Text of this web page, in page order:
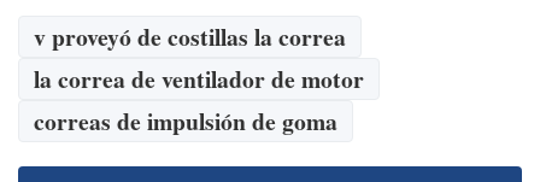
v proveyó de costillas la correa
la correa de ventilador de motor
correas de impulsión de goma